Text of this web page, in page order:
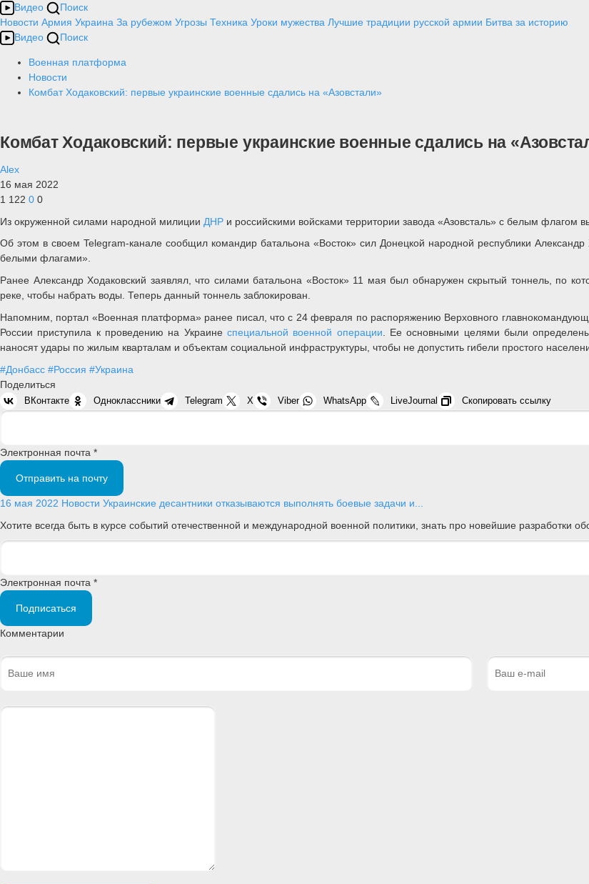
Видео
Поиск
Новости Армия Украина За рубежом Угрозы Техника Уроки мужества Лучшие традиции русской армии Битва за историю
Видео
Поиск
Военная платформа
Новости
Комбат Ходаковский: первые украинские военные сдались на «Азовстали»
Комбат Ходаковский: первые украинские военные сдались на
Alex
16 мая 2022
1 122 0 0
Из окруженной силами народной милиции ДНР и российскими войсками территории завода «Азовсталь» с белым флагом
Об этом в своем Telegram-канале сообщил командир батальона «Восток» сил Донецкой народной республики
белыми флагами».
Ранее Александр Ходаковский заявлял, что силами батальона «Восток» 11 мая был обнаружен скрытый тоннель, по
реке, чтобы набрать воды. Теперь данный тоннель заблокирован.
Напомним, портал «Военная платформа» ранее писал, что с 24 февраля по распоряжению Верховного
России приступила к проведению на Украине специальной военной операции . Ее основными целями были
наносят удары по жилым кварталам и объектам социальной инфраструктуры, чтобы не допустить гибели простого
#Донбасс #Россия #Украина
Поделиться
ВКонтакте Одноклассники Telegram X Viber WhatsApp LiveJournal Скопировать ссылку
Электронная почта *
Отправить на почту
16 мая 2022 Новости Украинские десантники отказываются выполнять боевые задачи и...
Хотите всегда быть в курсе событий отечественной и международной военной политики, знать про новейшие
Электронная почта *
Подписаться
Комментарии